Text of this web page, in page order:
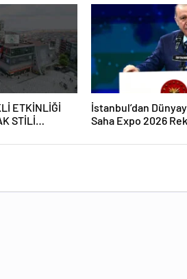
ETKİNLİĞİ
STİLİ
YAŞANACAK
İstanbul’dan
Saha Expo 2026